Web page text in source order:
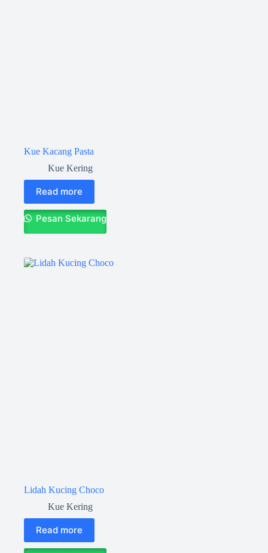
Kue Kacang Pasta
Kue Kering
Read more
Pesan Sekarang
Lidah Kucing Choco
Kue Kering
Read more